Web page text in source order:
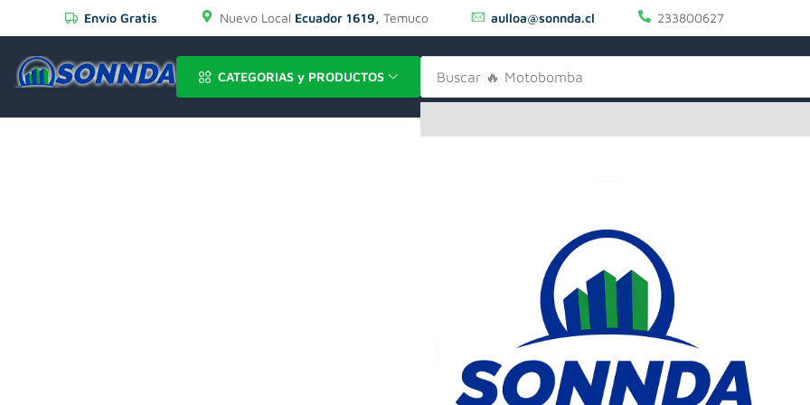
Envío Gratis Nuevo Local Ecuador 1619, Temuco aulloa@sonnda.cl 233800627
CATEGORIAS y PRODUCTOS Buscar 🔥 Motobomba